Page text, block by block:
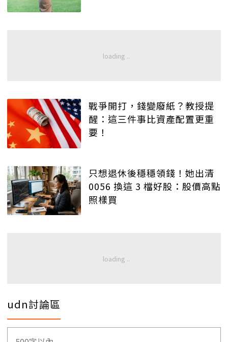
戰爭開打，錢變廢紙？教授提
醒：這三件事比資產配置更重
要！
只想退休後穩穩領錢！她出清
0056 換這 3 檔好股：股價高點
照樣買
udn討論區